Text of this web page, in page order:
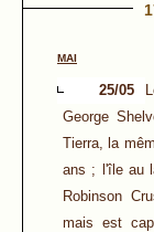
MAI
25/05
George
Tierra, la
ans ; l'île au
Robinson
mais est